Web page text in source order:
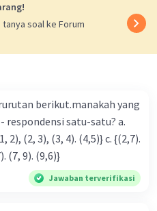
soal ke Forum
berikut.manakah yang
(5,7). (7, 9). (9,6)}
Jawaban terverifikasi